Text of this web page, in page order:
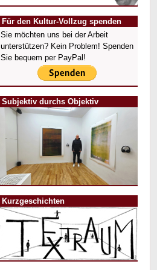
Für den Kultur-Vollzug spenden
Sie möchten uns bei der Arbeit
unterstützen? Kein Problem! Spenden
Sie bequem per PayPal!
Subjektiv durchs Objektiv
Kurzgeschichten